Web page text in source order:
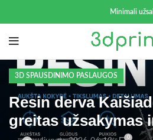
Minimali
3D SPAUSDINIMO PASLAUGOS
Resin derva
greitas užsakymas
0